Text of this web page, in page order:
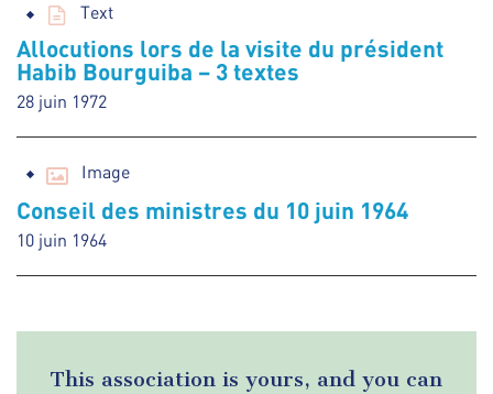
Text
Allocutions lors de la visite du président
Habib Bourguiba – 3 textes
28 juin 1972
Image
Conseil des ministres du 10 juin 1964
10 juin 1964
This association is yours, and you can